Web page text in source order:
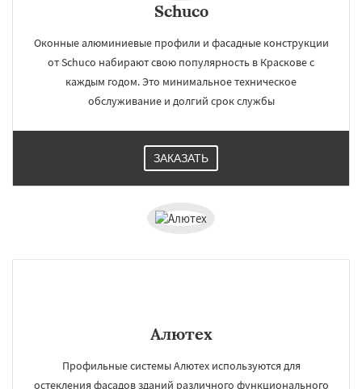
Schuco
Оконные алюминиевые профили и фасадные конструкции
от Schuco набирают свою популярность в Краскове с
каждым годом. Это минимальное техническое
обслуживание и долгий срок службы
ЗАКАЗАТЬ
Алютех
Профильные системы Алютех используются для
остекления фасадов зданий различного функционального